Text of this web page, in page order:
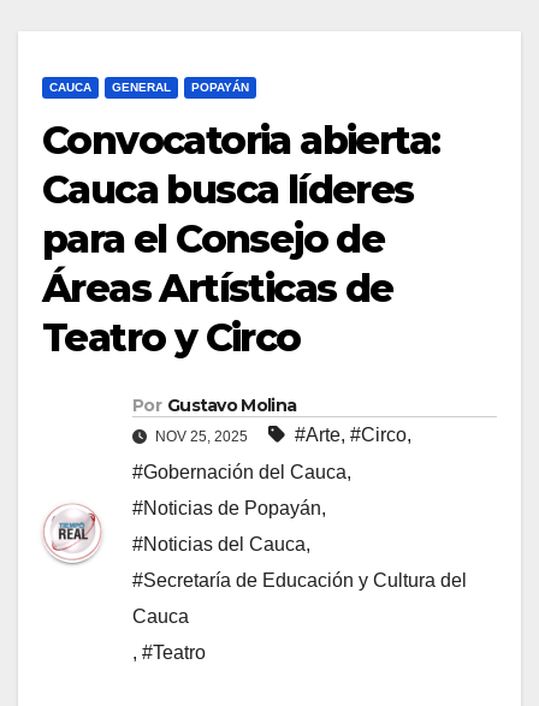
CAUCA GENERAL POPAYÁN
Convocatoria abierta:
Cauca busca líderes
para el Consejo de
Áreas Artísticas de
Teatro y Circo
Por Gustavo Molina
NOV 25, 2025 #Arte, #Circo,
#Gobernación del Cauca,
#Noticias de Popayán,
#Noticias del Cauca,
#Secretaría de Educación y Cultura del
Cauca
, #Teatro